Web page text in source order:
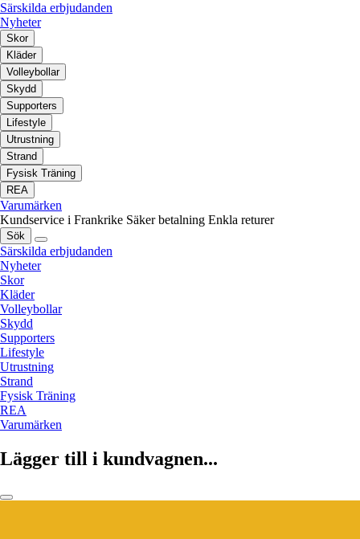
Särskilda erbjudanden
Nyheter
Skor
Kläder
Volleybollar
Skydd
Supporters
Lifestyle
Utrustning
Strand
Fysisk Träning
REA
Varumärken
Kundservice i Frankrike Säker betalning Enkla returer
Sök
Särskilda erbjudanden
Nyheter
Skor
Kläder
Volleybollar
Skydd
Supporters
Lifestyle
Utrustning
Strand
Fysisk Träning
REA
Varumärken
Lägger till i kundvagnen...